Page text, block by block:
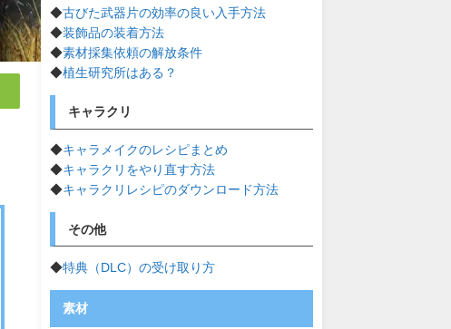
◆古びた武器片の効率の良い入手方法
◆装飾品の装着方法
◆素材採集依頼の解放条件
◆植生研究所はある？
キャラクリ
◆キャラメイクのレシピまとめ
◆キャラクリをやり直す方法
◆キャラクリレシピのダウンロード方法
その他
◆特典（DLC）の受け取り方
素材